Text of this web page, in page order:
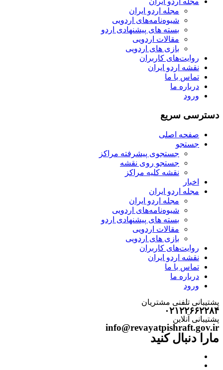
مجله اردو ایران
شیوه‌نامه‌های اردویی
بسته های پیشنهادی اردو
مقالات اردویی
بازی های اردویی
روایت‌های کاربران
نقشه اردو ایران
تماس با ما
درباره ما
ورود
دسترسی سریع
صفحه اصلی
جستجو
جستجوی پیشرفته مراکز
جستجو روی نقشه
نقشه کلیه مراکز
اخبار
مجله اردو ایران
مجله اردو ایران
شیوه‌نامه‌های اردویی
بسته های پیشنهادی اردو
مقالات اردویی
بازی های اردویی
روایت‌های کاربران
نقشه اردو ایران
تماس با ما
درباره ما
ورود
پشتیبانی تلفنی مشتریان
۰۲۱۲۲۶۶۲۲۸۴
پشتیبانی آنلاین
info@revayatpishraft.gov.ir
مارا دنبال کنید